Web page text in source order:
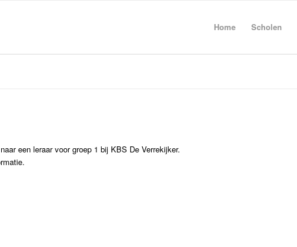
Home Scholen
een leraar voor groep 1 bij KBS De Verrekijker.